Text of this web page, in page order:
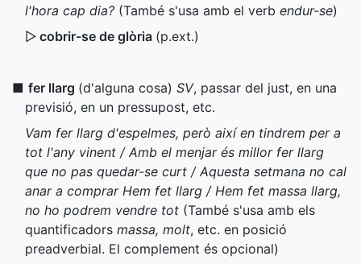
l'hora cap dia? (També s'usa amb el verb endur-se)
▷ cobrir-se de glòria (p.ext.)
■ fer llarg (d'alguna cosa) SV, passar del just, en una
previsió, en un pressupost, etc.
Vam fer llarg d'espelmes, però així en tindrem per a
tot l'any vinent / Amb el menjar és millor fer llarg
que no pas quedar-se curt / Aquesta setmana no cal
anar a comprar Hem fet llarg / Hem fet massa llarg,
no ho podrem vendre tot (També s'usa amb els
quantificadors massa, molt, etc. en posició
preadverbial. El complement és opcional)